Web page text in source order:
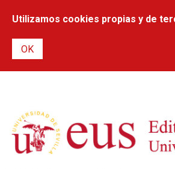
Utilizamos cookies propias y de